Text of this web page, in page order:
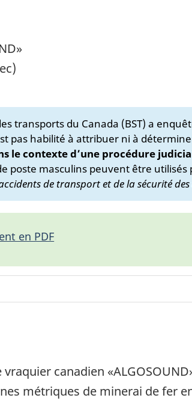
transports du Canada (BST) a
pas habilité à attribuer ni à
le contexte d’une procédure
poste masculins peuvent être
de transport et de la sécurité
en PDF
vraquier canadien
métriques de minerai de fer